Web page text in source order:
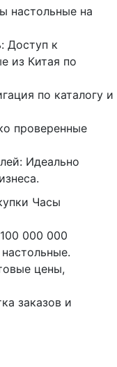
настольные на
Доступ к
из Китая по
по каталогу и
проверенные
Идеально
Часы
000 000
цены,
заказов и